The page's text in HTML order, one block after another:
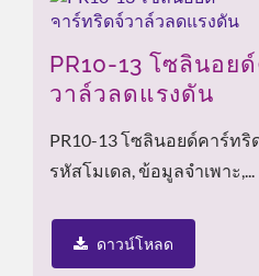
PR10-13 โซลินอย
วาล์วลดแรงดัน
PR10-13 โซลินอยด์คาร์ทริ
รหัสโมเดล, ข้อมูลจำเพาะ,...
ดาวน์โหลด